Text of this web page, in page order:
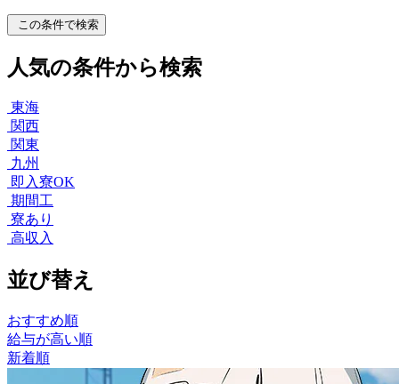
この条件で検索
人気の条件から検索
東海
関西
関東
九州
即入寮OK
期間工
寮あり
高収入
並び替え
おすすめ順
給与が高い順
新着順